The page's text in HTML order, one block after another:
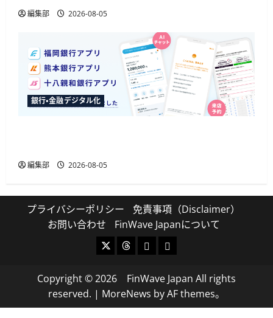
編集部 2026-08-05
銀行・金融デジタル化
編集部 2026-08-05
プライバシーポリシー
免責事項（Disclaimer）
お問い合わせ
FinWave Japanについて
X ThreadsBlueskyMastodon
Copyright © 2026 FinWave Japan All rights
reserved. | MoreNews by AF themes。